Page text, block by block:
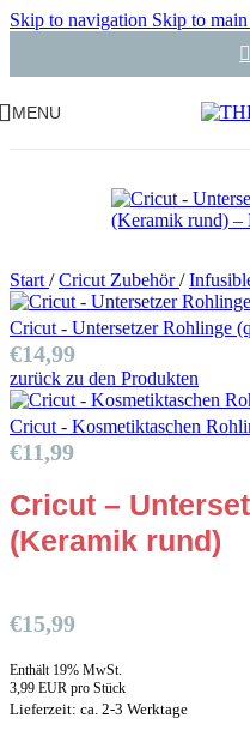
Skip to navigation Skip to
MENU
Start / Cricut Zubehör/
Cricut - Untersetzer Rohlinge
€14,99
zurück zu den Produkten
Cricut - Kosmetiktaschen
€11,99
Cricut –
(Keramik rund)
€15,99
Enthält 19% MwSt.
3,99 EUR pro Stück
Lieferzeit: ca. 2-3 Werktage